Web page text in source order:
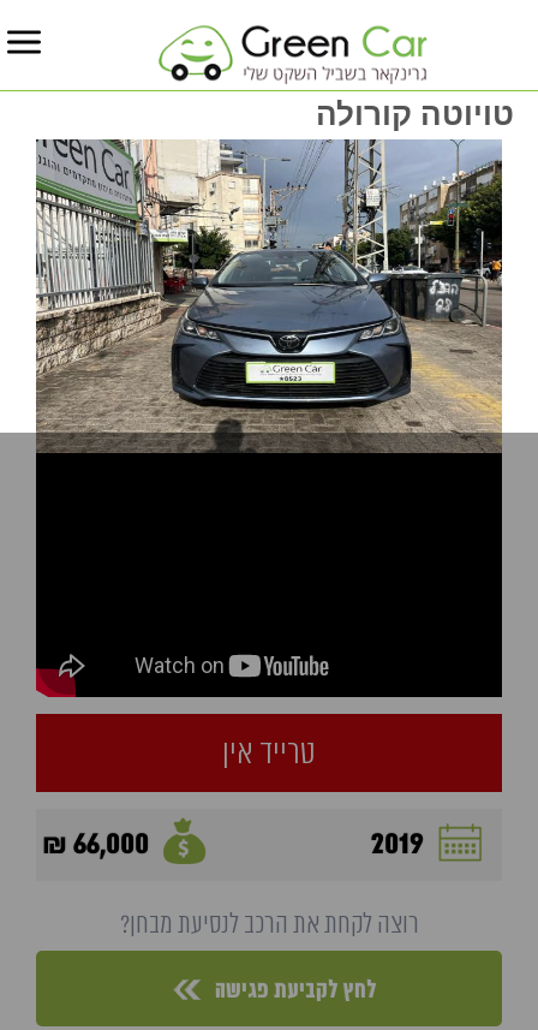
טויוטה קורולה
טרייד אין
2019
66,000 ₪
רוצה לקחת את הרכב לנסיעת מבחן?
לחץ לקביעת פגישה